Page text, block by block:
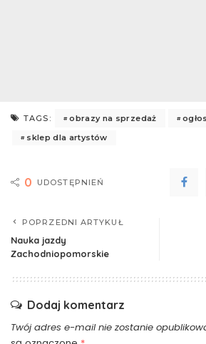
TAGS: obrazy na sprzedaż
sklep dla artystów
0 UDOSTĘPNIEŃ
POPRZEDNI ARTYKUŁ
Nauka jazdy
Zachodniopomorskie
Dodaj komentarz
Twój adres e-mail nie zostanie